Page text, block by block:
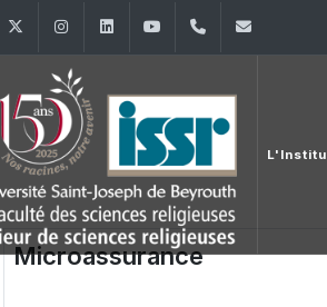
FacebookTwitter InstagramLinkedInYouTube+961 (1) 421
Microassurance